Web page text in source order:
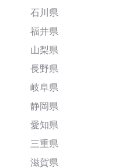
石川県
福井県
山梨県
長野県
岐阜県
静岡県
愛知県
三重県
滋賀県